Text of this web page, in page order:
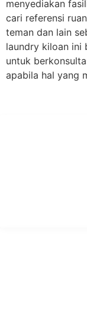
menyediakan
cari referensi
teman dan lain
laundry kiloan ini
untuk
apabila hal yang